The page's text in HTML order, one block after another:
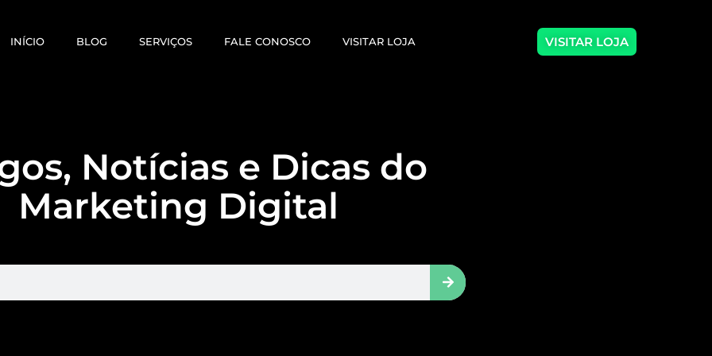
INÍCIO BLOG SERVIÇOS FALE CONOSCO VISITAR LOJA VISITAR LOJA
Notícias e Dicas do
Marketing Digital